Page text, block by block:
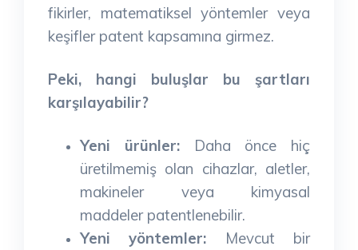
fikirler, matematiksel yöntemler veya
keşifler patent kapsamına girmez.
Peki, hangi buluşlar bu şartları
karşılayabilir?
Yeni ürünler:Daha önce hiç
üretilmemiş olan cihazlar, aletler,
makineler veya kimyasal
maddeler patentlenebilir.
Yeni yöntemler: Mevcut bir